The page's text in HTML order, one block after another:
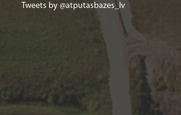
Tweets by @atputasbazes_lv